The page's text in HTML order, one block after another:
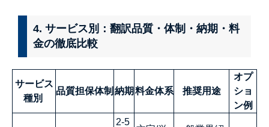
4. サービス別：翻訳品質・体制・納期・料
金の徹底比較
サービス
種別
品質担保体制 納期 料金体系 推奨用途
オプ
ショ
ン例
2-5